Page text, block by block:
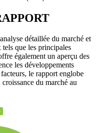
détaillée du marché et
tels que les principales
également un aperçu des
les développements
le rapport englobe
du marché au